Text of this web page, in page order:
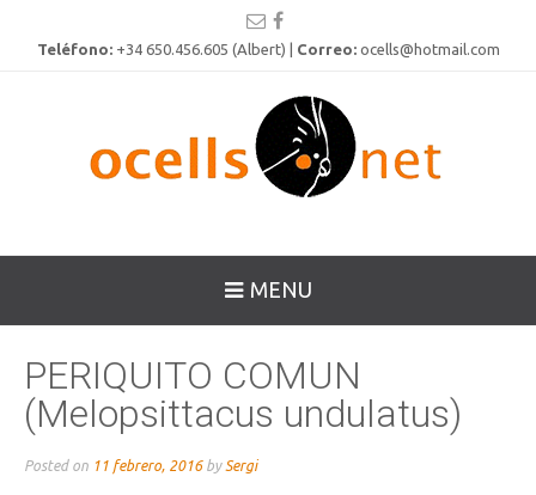
Teléfono:+34 650.456.605 (Albert) | Correo: ocells@hotmail.com
MENU
PERIQUITO COMUN
(Melopsittacus undulatus)
Posted on 11 febrero, 2016by Sergi